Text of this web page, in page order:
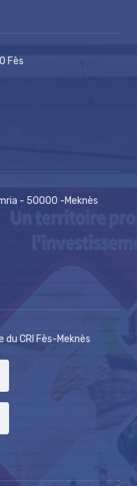
Fès
- 50000 -Meknès
du CRI Fès-Meknès